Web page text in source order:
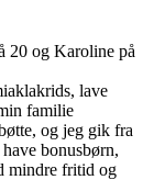
20 og Karoline på
lave
familie
og jeg gik fra
bonusbørn,
mindre fritid og